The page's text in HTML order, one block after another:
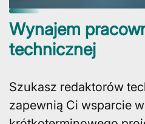
Wynajem
technicznej
Szukasz redaktorów
zapewnią Ci wsparcie